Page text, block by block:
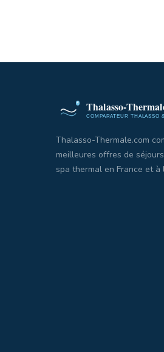
Thalasso-Thermale.com
meilleures offres de
spa thermal en France et à